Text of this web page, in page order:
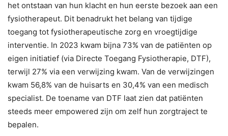
het ontstaan van hun klacht en hun eerste bezoek aan een
fysiotherapeut. Dit benadrukt het belang van tijdige
toegang tot fysiotherapeutische zorg en vroegtijdige
interventie. In 2023 kwam bijna 73% van de patiënten op
eigen initiatief (via Directe Toegang Fysiotherapie, DTF),
terwijl 27% via een verwijzing kwam. Van de verwijzingen
kwam 56,8% van de huisarts en 30,4% van een medisch
specialist. De toename van DTF laat zien dat patiënten
steeds meer empowered zijn om zelf hun zorgtraject te
bepalen.